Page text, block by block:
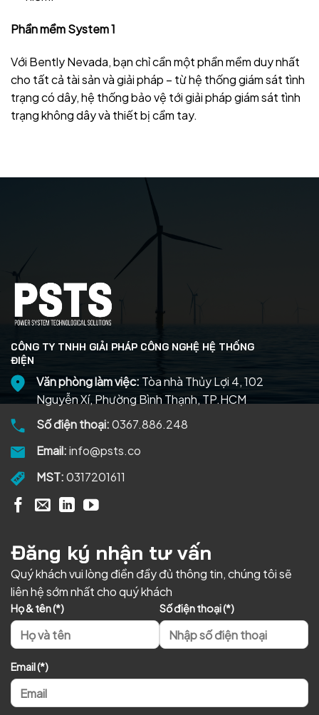
Phần mềm System 1
Với Bently Nevada, bạn chỉ cần một phần mềm duy nhất
cho tất cả tài sản và giải pháp – từ hệ thống giám sát tình
trạng có dây, hệ thống bảo vệ tới giải pháp giám sát tình
trạng không dây và thiết bị cầm tay.
CÔNG TY TNHH GIẢI PHÁP CÔNG NGHỆ HỆ THỐNG
ĐIỆN
Văn phòng làm việc: Tòa nhà Thủy Lợi 4, 102
Nguyễn Xí, Phường Bình Thạnh, TP.HCM
Số điện thoại:0367.886.248
Email:info@psts.co
MST:0317201611
Đăng ký nhận tư vấn
Quý khách vui lòng điền đầy đủ thông tin, chúng tôi sẽ
liên hệ sớm nhất cho quý khách
Họ & tên (*) Số điện thoại (*)
Email (*)